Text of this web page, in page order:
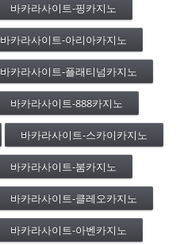
바카라사이트-핑카지노
바카라사이트-아리아카지노
바카라사이트-플래티넘카지노
바카라사이트-888카지노
바카라사이트-스카이카지노
바카라사이트-붐카지노
바카라사이트-클레오카지노
바카라사이트-아벤카지노